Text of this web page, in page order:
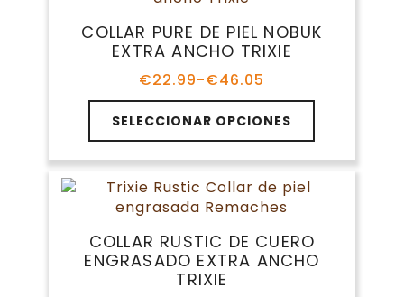
se
pueden
en
página
de
producto
COLLAR PURE DE PIEL NOBUK
EXTRA ANCHO TRIXIE
€22.99-€46.05
Rango
de
precios:
desde
€22.99
hasta
€46.05
SELECCIONAR OPCIONES
Este
producto
tiene
múltiples
variantes.
se
pueden
COLLAR RUSTIC DE CUERO
ENGRASADO EXTRA ANCHO
TRIXIE